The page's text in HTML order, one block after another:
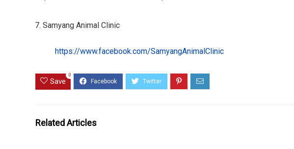
Samyang Animal Clinic
https://www.facebook.com/SamyangAnimalClinic
Save
0
Related Articles